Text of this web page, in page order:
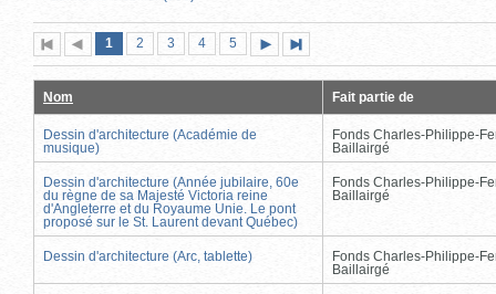
Première
page
Page
précédente
Page
1 (page
actuelle)
Page
2 Page
3 Page
4 Page
5
suivante
page
Nom Fait partie de
Dessin d'architecture (Académie de
musique)
Fonds Charles-Philippe-
Baillairgé
Dessin d'architecture (Année jubilaire, 60e
du règne de sa Majesté Victoria reine
d'Angleterre et du Royaume Unie. Le pont
proposé sur le St. Laurent devant Québec)
Fonds Charles-Philippe-
Baillairgé
Dessin d'architecture (Arc, tablette)
Fonds Charles-Philippe-
Baillairgé